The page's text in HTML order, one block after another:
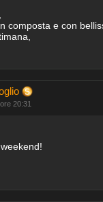
composta e con
20:31